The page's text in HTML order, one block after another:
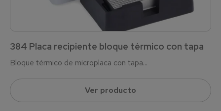
384 Placa recipiente bloque térmico con tapa
Bloque térmico de microplaca con tapa...
Ver producto